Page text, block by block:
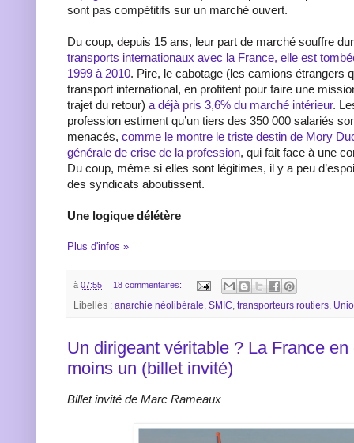
sont pas compétitifs sur un marché ouvert.
Du coup, depuis 15 ans, leur part de marché souffre
transports internationaux avec la France, elle est
1999 à 2010. Pire, le cabotage (les camions étrangers
transport international, en profitent pour faire une
trajet du retour) a déjà pris 3,6% du marché intérieur.
profession estiment qu’un tiers des 350 000 salariés
menacés, comme le montre le triste destin de Mory
générale de crise de la profession, qui fait face à une
Du coup, même si elles sont légitimes, il y a peu
des syndicats aboutissent.
Une logique délétère
Plus d'infos »
à 07:55 18 commentaires:
Libellés : anarchie néolibérale SMIC transporteurs routiers
Un dirigeant véritable ? La France en
moins un (billet invité)
Billet invité de Marc Rameaux